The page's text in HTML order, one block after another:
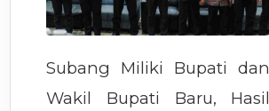
Subang Miliki Bupati dan
Wakil Bupati Baru, Hasil